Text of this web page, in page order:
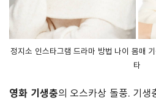
정지소 인스타그램 드라마 방법 나이 몸매
타
영화 기생충의 오스카상 돌풍. 기생